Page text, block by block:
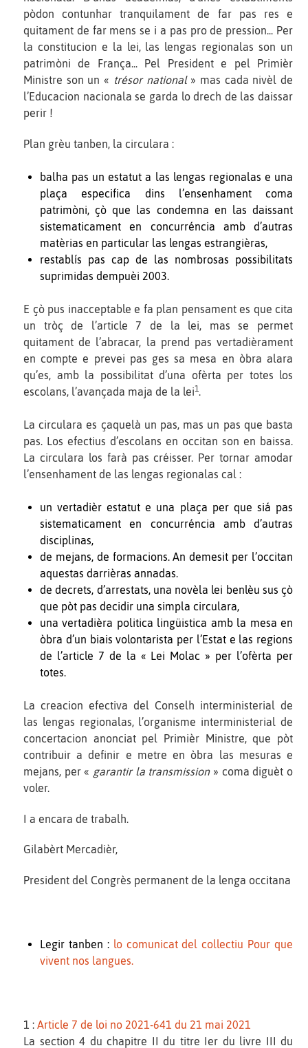
pòdon contunhar tranquilament de far pas res e
quitament de far mens se i a pas pro de pression... Per
la constitucion e la lei, las lengas regionalas son un
patrimòni de França... Pel President e pel Primièr
Ministre son un « trésor national» mas cada nivèl de
l’Educacion nacionala se garda lo drech de las daissar
perir !
Plan grèu tanben, la circulara :
balha pas un estatut a las lengas regionalas e una
plaça especifica dins l’ensenhament coma
patrimòni, çò que las condemna en las daissant
sistematicament en concurréncia amb d’autras
matèrias en particular las lengas estrangièras,
restablís pas cap de las nombrosas possibilitats
suprimidas dempuèi 2003.
E çò pus inacceptable e fa plan pensament es que cita
un tròç de l’article 7 de la lei, mas se permet
quitament de l’abracar, la prend pas vertadièrament
en compte e prevei pas ges sa mesa en òbra alara
qu’es, amb la possibilitat d’una ofèrta per totes los
escolans, l’avançada maja de la lei1.
La circulara es çaquelà un pas, mas un pas que basta
pas. Los efectius d’escolans en occitan son en baissa.
La circulara los farà pas créisser. Per tornar amodar
l’ensenhament de las lengas regionalas cal :
un vertadièr estatut e una plaça per que siá pas
sistematicament en concurréncia amb d’autras
disciplinas,
de mejans, de formacions. An demesit per l’occitan
aquestas darrièras annadas.
de decrets, d’arrestats, una novèla lei benlèu sus çò
que pòt pas decidir una simpla circulara,
una vertadièra politica lingüistica amb la mesa en
òbra d’un biais volontarista per l’Estat e las regions
de l’article 7 de la « Lei Molac » per l’ofèrta per
totes.
La creacion efectiva del Conselh interministerial de
las lengas regionalas, l’organisme interministerial de
concertacion anonciat pel Primièr Ministre, que pòt
contribuir a definir e metre en òbra las mesuras e
mejans, per « garantir la transmission» coma diguèt o
voler.
I a encara de trabalh.
Gilabèrt Mercadièr,
President del Congrès permanent de la lenga occitana
Legir tanben : lo comunicat del collectiu Pour que
vivent nos langues.
1 : Article 7 de loi no 2021-641 du 21 mai 2021
La section 4 du chapitre II du titre Ier du livre III du